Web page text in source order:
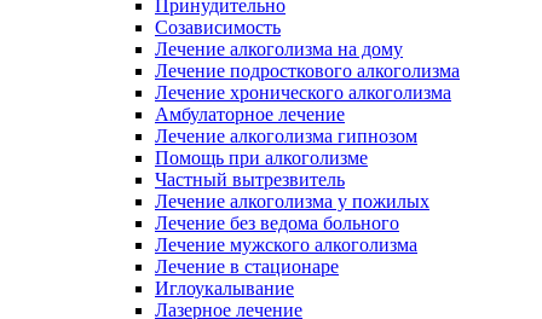
Принудительно
Созависимость
Лечение алкоголизма на дому
Лечение подросткового алкоголизма
Лечение хронического алкоголизма
Амбулаторное лечение
Лечение алкоголизма гипнозом
Помощь при алкоголизме
Частный вытрезвитель
Лечение алкоголизма у пожилых
Лечение без ведома больного
Лечение мужского алкоголизма
Лечение в стационаре
Иглоукалывание
Лазерное лечение